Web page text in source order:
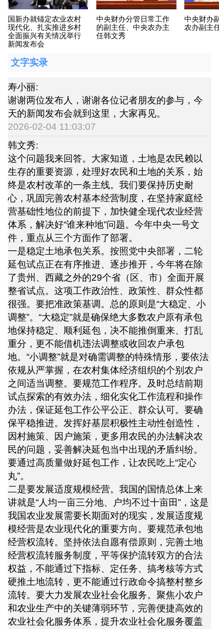
国新办就锚定农业农村
现代化、扎实推进乡村
全面振兴有关情况举行
新闻发布会
中央财办分管日常工作
的副主任、中央农办主
任韩文秀
中央财办
农办副主
文字实录
寿小丽:
谢谢两位发布人，谢谢各位记者朋友的参与，今
天的新闻发布会就到这里，大家再见。
2026-02-04 11:03:07
韩文秀:
这个问题我来回答。大家知道，土地是农民赖以
生存的重要资源，处理好农民和土地的关系，始
终是农村改革的一条主线。我们要保持历史耐
心，巩固完善农村基本经营制度，在坚持家庭经
营基础性地位的前提下，加快健全现代农业经营
体系，解决好“谁来种地”问题。今年中央一号文
件，重点从三个方面作了部署。
一是稳定土地承包关系。按照党中央部署，二轮
延包试点正在有序推进、逐步推开，今年将在除
了贵州、西藏之外的29个省（区、市）全面开展
整省试点。这项工作政治性、政策性、群众性都
很强。要把准政策基调。总的原则是“大稳定、小
调整”。“大稳定”就是确保绝大多数农户原有承包
地保持稳定、顺利延包，决不能推倒重来、打乱
重分，更不能借机违法调整或收回农户承包
地。“小调整”就是对确需调整的特殊情形，要依法
依规从严掌握，在农村集体经济组织的个别农户
之间适当调整。要规范工作程序。及时总结前期
试点探索的有效办法，细化实化工作流程和操作
办法，保证延包工作公平公正、群众认可。要确
保平稳推进。发挥好基层积极性主动性创造性，
因村施策、因户施策，更多用农民的办法解决农
民的问题，妥善解决延包当中出现的矛盾纠纷。
要通过高质量做好延包工作，让农民吃上“定心
丸”。
二是要发展适度规模经营。我国的国情总体上来
讲就是“人均一亩三分地、户均不过十亩田”，这是
我国农业发展需要长期面对的现实，发展适度规
模经营是农业现代化的重要方向。要规范承包地
经营权流转。坚持依法自愿有偿原则，完善土地
经营权流转服务制度，平等保护流转双方的合法
权益，不能通过下指标、定任务、搞考核等方式
硬推土地流转，更不能通过行政命令搞整村整乡
流转。要大力发展农业社会化服务。聚焦小农户
和农业生产中的关键薄弱环节，完善便捷高效的
农业社会化服务体系，提升农业社会化服务覆盖